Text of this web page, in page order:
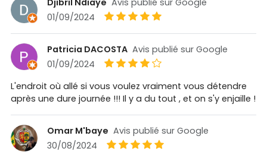
Djibril Ndiaye Avis publié sur Google
01/09/2024
Patricia DACOSTA Avis publié sur Google
01/09/2024
L'endroit où allé si vous voulez vraiment vous détendre
après une dure journée !!! Il y a du tout , et on s'y enjaille !
Omar M'baye Avis publié sur Google
30/08/2024